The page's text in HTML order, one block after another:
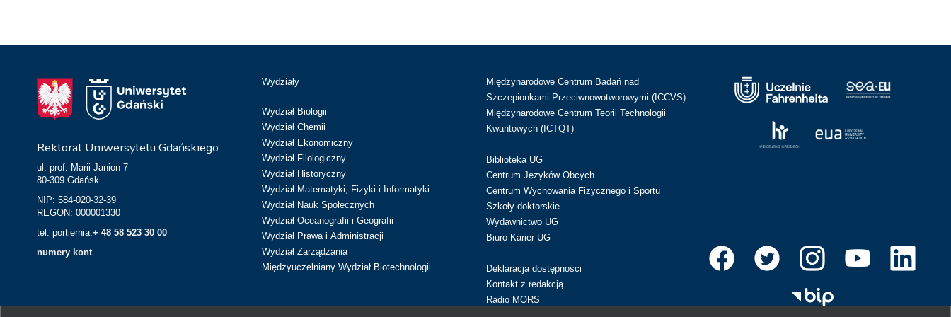
Rektorat Uniwersytetu Gdańskiego
ul. prof. Marii Janion 7
80-309 Gdańsk
NIP: 584-020-32-39
REGON: 000001330
tel. portiernia:+ 48 58 523 30 00
numery kont
Wydziały
Wydział Biologii
Wydział Chemii
Wydział Ekonomiczny
Wydział Filologiczny
Wydział Historyczny
Wydział Matematyki, Fizyki i Informatyki
Wydział Nauk Społecznych
Wydział Oceanografii i Geografii
Wydział Prawa i Administracji
Wydział Zarządzania
Międzyuczelniany Wydział Biotechnologii
Międzynarodowe Centrum Badań nad
Szczepionkami Przeciwnowotworowymi (ICCVS)
Międzynarodowe Centrum Teorii Technologii
Kwantowych (ICTQT)
Biblioteka UG
Centrum Języków Obcych
Centrum Wychowania Fizycznego i Sportu
Szkoły doktorskie
Wydawnictwo UG
Biuro Karier UG
Deklaracja dostępności
Kontakt z redakcją
Radio MORS